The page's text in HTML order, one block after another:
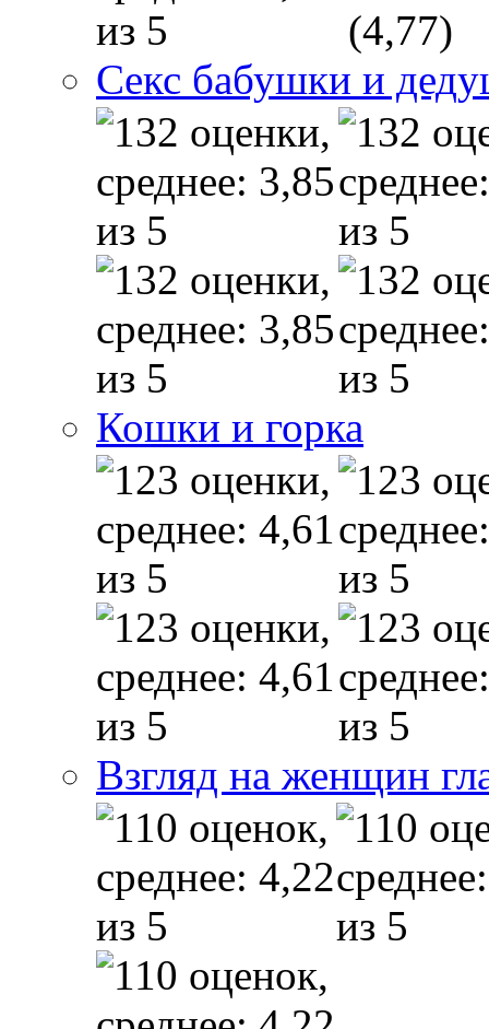
(4,77)
Секс бабушки и
Кошки и горка
Взгляд на женщин